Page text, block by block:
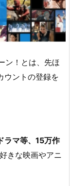
ン！とは、先ほ
ウントの登録を
ラマ等、15万作
きな映画やアニ